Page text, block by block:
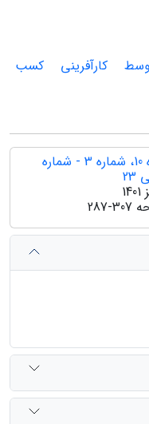
کارآفرینی
کسب
دوره 10، شماره 3 - شماره
287-307